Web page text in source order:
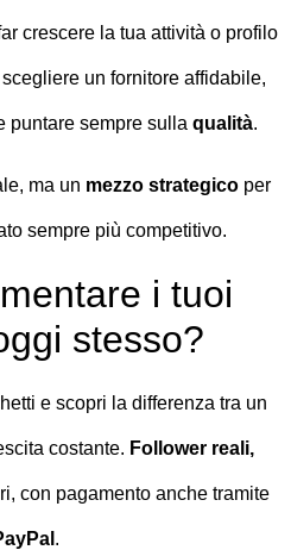
crescere la tua attività o profilo
un fornitore affidabile,
puntare sempre sulla qualità.
ma un mezzo strategico per
sempre più competitivo.
i tuoi
stesso?
e scopri la differenza tra un
costante. Follower reali,
con pagamento anche tramite
.